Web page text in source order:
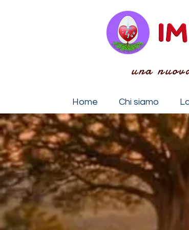
una
Home Chi siamo